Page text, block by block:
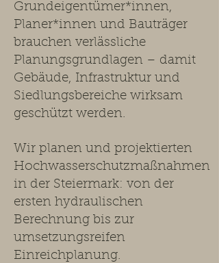
Grundeigentümer*innen,
Planer*innen und Bauträger
brauchen verlässliche
Planungsgrundlagen – damit
Gebäude, Infrastruktur und
Siedlungsbereiche wirksam
geschützt werden.
Wir planen und projektierten
Hochwasserschutzmaßnahmen
in der Steiermark: von der
ersten hydraulischen
Berechnung bis zur
umsetzungsreifen
Einreichplanung.​